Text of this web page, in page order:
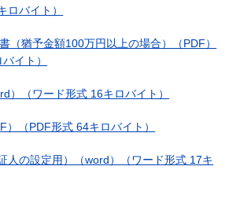
ロバイト）
（猶予金額100万円以上の場合）（PDF）
イト）
）（ワード形式 16キロバイト）
）（PDF形式 64キロバイト）
人の設定用）（word）（ワード形式 17キ